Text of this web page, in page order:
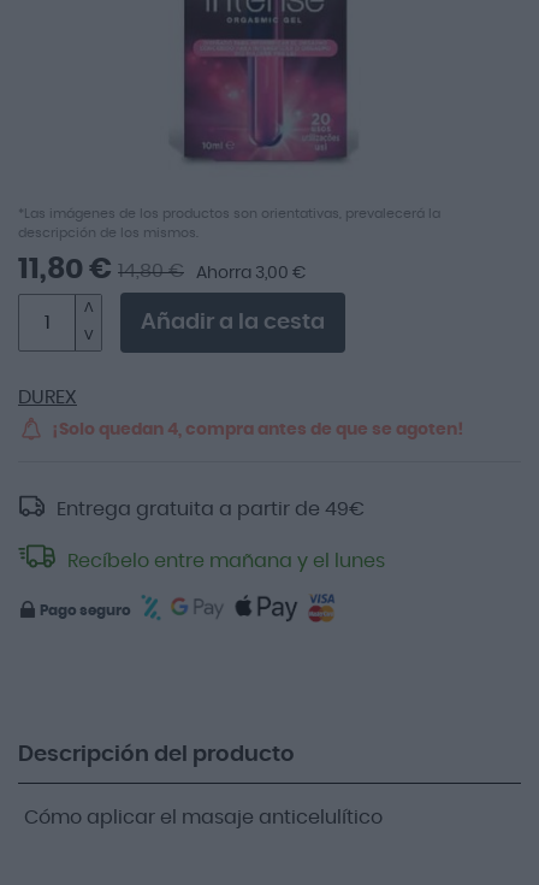
Saltar
al
comienzo
galería
de
*Las imágenes de los productos son orientativas, prevalecerá la
descripción de los mismos.
DUREX
11,80 € 14,80 € Ahorra 3,00 €
Añadir a la cesta
¡Solo quedan 4, compra antes de que se agoten!
Entrega gratuita a partir de 49€
Recíbelo entre mañana y el lunes
Pago seguro
Descripción del producto
Cómo aplicar el masaje anticelulítico